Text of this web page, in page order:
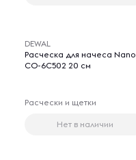
DEWAL
Расческа для начеса Nano
СО-6С502 20 см
Расчески и щетки
Нет в наличии